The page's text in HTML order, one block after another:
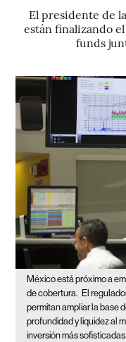
El presidente de
están finalizando
funds
México está próximo a
de cobertura. El
permitan ampliar la base
profundidad y liquidez al
inversión más sofisticadas.